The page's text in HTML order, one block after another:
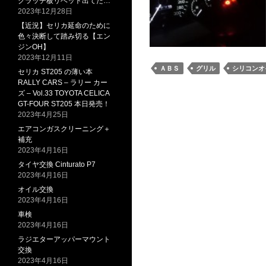
ＡＢＳ グリル シリコン
2023年12月28日
【近況】セリカ延命のために
色々決断して踏み切る【エン
ジンOH】
2023年12月11日
セリカ ST205 の薄い本
RALLY CARS – ラリー カー
ズ – Vol.33 TOYOTA CELICA
GT-FOUR ST205 本日発売！
2023年4月25日
エアコンガスクリーニング＋
補充
2023年4月16日
タイヤ交換 Cinturato P7
2023年4月16日
オイル交換
2023年4月16日
車検
2023年4月16日
ラジエターアッパーマウント
交換
2023年4月16日